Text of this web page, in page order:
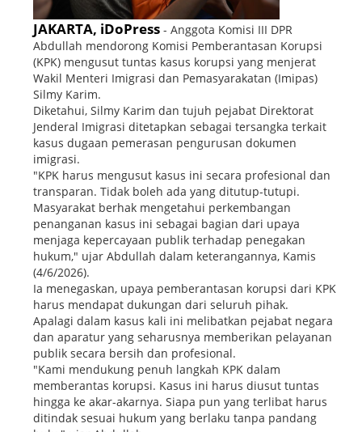
JAKARTA, iDoPress - Anggota Komisi III DPR
Abdullah mendorong Komisi Pemberantasan Korupsi
(KPK) mengusut tuntas kasus korupsi yang menjerat
Wakil Menteri Imigrasi dan Pemasyarakatan (Imipas)
Silmy Karim.
Diketahui, Silmy Karim dan tujuh pejabat Direktorat
Jenderal Imigrasi ditetapkan sebagai tersangka terkait
kasus dugaan pemerasan pengurusan dokumen
imigrasi.
"KPK harus mengusut kasus ini secara profesional dan
transparan. Tidak boleh ada yang ditutup-tutupi.
Masyarakat berhak mengetahui perkembangan
penanganan kasus ini sebagai bagian dari upaya
menjaga kepercayaan publik terhadap penegakan
hukum," ujar Abdullah dalam keterangannya, Kamis
(4/6/2026).
Ia menegaskan, upaya pemberantasan korupsi dari KPK
harus mendapat dukungan dari seluruh pihak.
Apalagi dalam kasus kali ini melibatkan pejabat negara
dan aparatur yang seharusnya memberikan pelayanan
publik secara bersih dan profesional.
"Kami mendukung penuh langkah KPK dalam
memberantas korupsi. Kasus ini harus diusut tuntas
hingga ke akar-akarnya. Siapa pun yang terlibat harus
ditindak sesuai hukum yang berlaku tanpa pandang